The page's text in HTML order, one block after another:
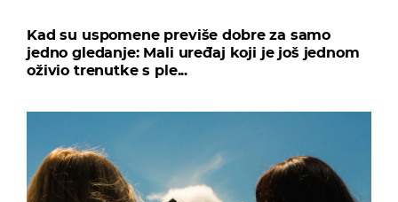
Kad su uspomene previše dobre za samo
jedno gledanje: Mali uređaj koji je još jednom
oživio trenutke s ple...